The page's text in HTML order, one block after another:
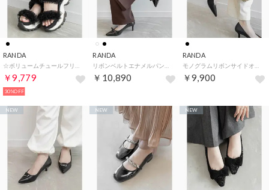
RANDA
￥9,779
30%OFF
RANDA
￥10,890
RANDA
￥9,900
NEW NEW NEW